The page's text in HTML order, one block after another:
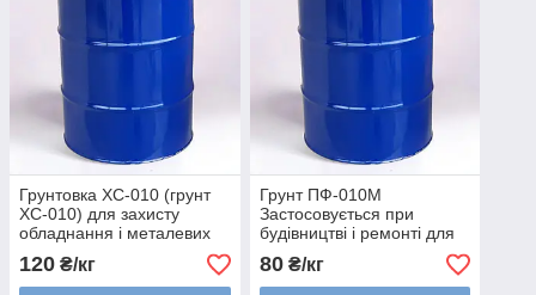
Грунтовка ХС-010 (грунт
ХС-010) для захисту
обладнання і металевих
конструкцій
120 ₴/кг
Грунт ПФ-010М
Застосовується при
будівництві і ремонті для
грунтування металевих
80₴/кг